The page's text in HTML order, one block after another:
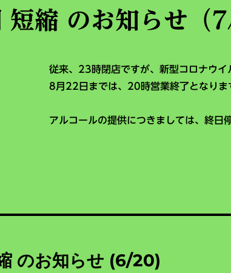
短縮 のお知らせ（
従来、23時閉店ですが、新型コロナウ
8月22日までは、20時営業終了となりま
アルコールの提供につきましては、終日
のお知らせ (6/20)